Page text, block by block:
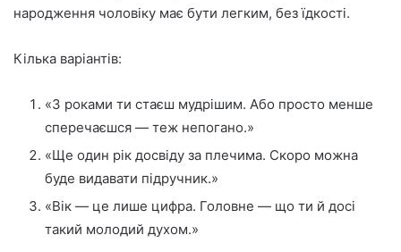
народження чоловіку має бути легким, без їдкості.
Кілька варіантів:
«З роками ти стаєш мудрішим. Або просто менше
сперечаєшся — теж непогано.»
«Ще один рік досвіду за плечима. Скоро можна
буде видавати підручник.»
«Вік — це лише цифра. Головне — що ти й досі
такий молодий духом.»